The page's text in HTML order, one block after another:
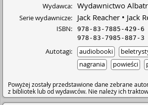
Wydawca: Wydawnictwo
Serie wydawnicze: Jack Reacher Jack
ISBN: 978-83-7885-429-6
978-83-7985-887-3
Autotagi: audiobooki
nagrania
powieści
Powyżej zostały przedstawione dane zebrane
z bibliotek lub od wydawców. Nie należy ich